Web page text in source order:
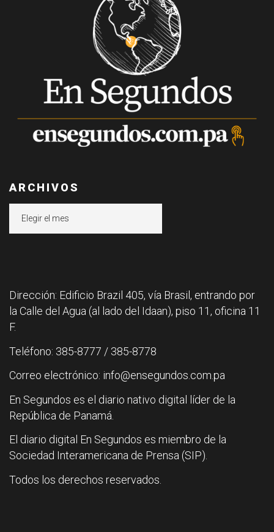
ARCHIVOS
Dirección: Edificio Brazil 405, vía Brasil, entrando por
la Calle del Agua (al lado del Idaan), piso 11, oficina 11
F.
Teléfono: 385-8777 / 385-8778
Correo electrónico: info@ensegundos.com.pa
En Segundos es el diario nativo digital líder de la
República de Panamá.
El diario digital En Segundos es miembro de la
Sociedad Interamericana de Prensa (SIP).
Todos los derechos reservados.